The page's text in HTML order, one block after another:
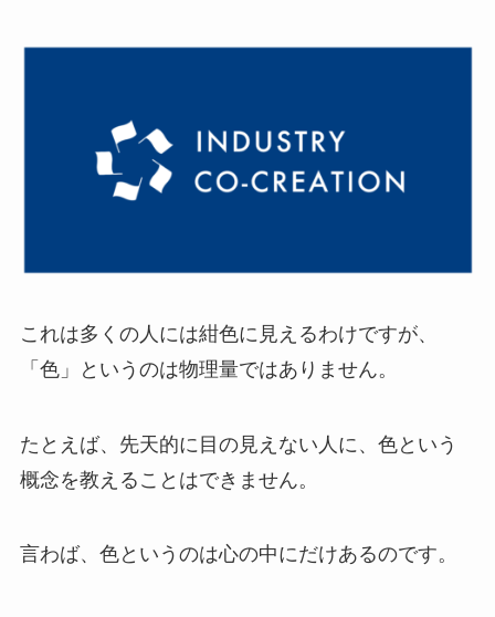
これは多くの人には紺色に見えるわけですが、
「色」というのは物理量ではありません。
たとえば、先天的に目の見えない人に、色という
概念を教えることはできません。
言わば、色というのは心の中にだけあるのです。